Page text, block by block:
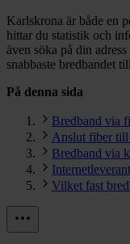
Karlskrona är både en
hittar du statistik och
även söka på din
snabbaste bredbandet
På denna sida
Bredband via
Anslut fiber
Bredband via
Vilket fast